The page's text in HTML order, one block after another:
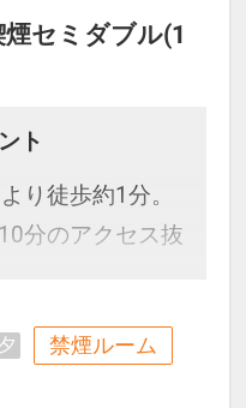
セミダブル(1
ト
り徒歩約1分。
分のアクセス抜
料駐車場も完
夕 禁煙ルーム